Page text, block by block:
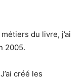
du livre, j’ai
2005.
créé les